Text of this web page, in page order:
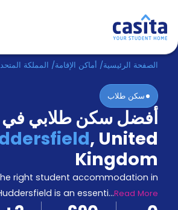
الرئيسية عربي GBP
دخول
حجز
السكن
نحن؟
المدونة
أخبر
أصدقائك
الصفحة الرئيسية/ أماكن الإقامة/ المملكة
سكن طلاب
أفضل سكن طلابي في
, United
Kingdom
right student accommodation in
is an essenti...Read More